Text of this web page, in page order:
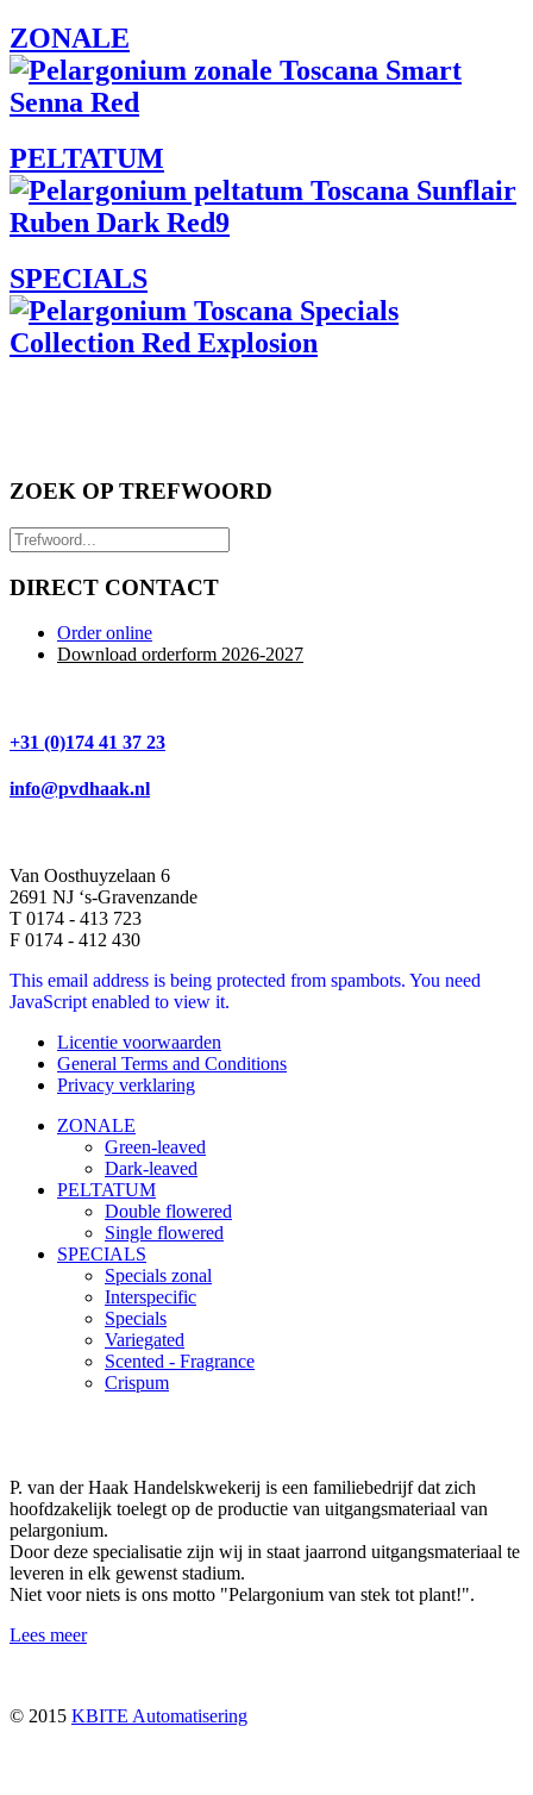
ZONALE
PELTATUM
SPECIALS
ZOEK OP TREFWOORD
DIRECT CONTACT
Order online
Download orderform 2026-2027
+31 (0)174 41 37 23
info@pvdhaak.nl
Van Oosthuyzelaan 6
2691 NJ ‘s-Gravenzande
T 0174 - 413 723
F 0174 - 412 430
This email address is being protected from spambots. You need
JavaScript enabled to view it.
Licentie voorwaarden
General Terms and Conditions
Privacy verklaring
ZONALE
Green-leaved
Dark-leaved
PELTATUM
Double flowered
Single flowered
SPECIALS
Specials zonal
Interspecific
Specials
Variegated
Scented - Fragrance
Crispum
P. van der Haak Handelskwekerij is een familiebedrijf dat zich
hoofdzakelijk toelegt op de productie van uitgangsmateriaal van
pelargonium.
Door deze specialisatie zijn wij in staat jaarrond uitgangsmateriaal te
leveren in elk gewenst stadium.
Niet voor niets is ons motto "Pelargonium van stek tot plant!".
Lees meer
© 2015 KBITE Automatisering